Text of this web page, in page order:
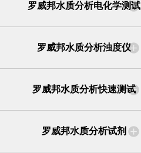
罗威邦水质分析电化学测试
罗威邦水质分析浊度仪
罗威邦水质分析快速测试
罗威邦水质分析试剂